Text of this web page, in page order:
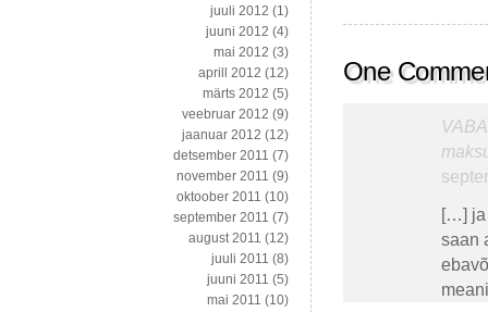
One
[…] ja
saan
juuli 2012 (1)
juuni 2012 (4)
mai 2012 (3)
aprill 2012 (12)
märts 2012 (5)
veebruar 2012 (9)
jaanuar 2012 (12)
detsember 2011 (7)
november 2011 (9)
oktoober 2011 (10)
september 2011 (7)
august 2011 (12)
juuli 2011 (8)
juuni 2011 (5)
mai 2011 (10)